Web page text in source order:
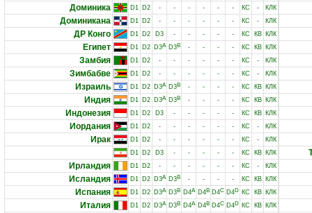
Доминика D1 D2 - - - - - - КС - КЛК
Доминикана D1 D2 - - - - - - КС - КЛК
ДР Конго D1 D2 D3 - - - - - КС КВ КЛК
Египет D1 D2 D3A D3B - - - - КС КВ КЛК
Замбия D1 D2 - - - - - - КС - КЛК
Зимбабве D1 D2 - - - - - - КС - КЛК
Израиль D1 D2 D3A D3B - - - - КС КВ КЛК
Индия D1 D2 D3A D3B - - - - КС КВ КЛК
Индонезия D1 D2 D3 - - - - - КС КВ КЛК
Иордания D1 D2 - - - - - - КС - КЛК
Ирак D1 D2 - - - - - - КС -
КЛК
D1 D2 D3 - - - - - КС КВ КЛК
Ирландия D1 D2 - - - - - - КС - КЛК
Исландия D1 D2 D3A D3B - - - - КС КВ КЛК
Испания D1 D2 D3A D3B D4A D4B D4C D4D КС КВ КЛК
Италия D1 D2 D3A D3B D4A D4B D4C D4D КС КВ КЛК